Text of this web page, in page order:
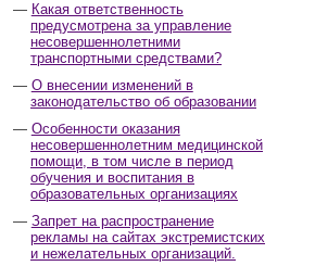
Какая ответственность
предусмотрена за управление
несовершеннолетними
транспортными средствами?
О внесении изменений в
законодательство об образовании
Особенности оказания
несовершеннолетним медицинской
помощи, в том числе в период
обучения и воспитания в
образовательных организациях
Запрет на распространение
рекламы на сайтах экстремистских
и нежелательных организаций.